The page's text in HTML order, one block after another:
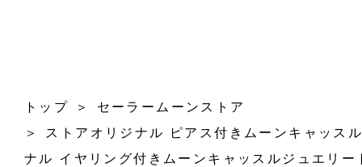
トップ
セーラームーンストア
ストアオリジナル ピアス付きムーンキャッス
ナル イヤリング付きムーンキャッスルジュエリー